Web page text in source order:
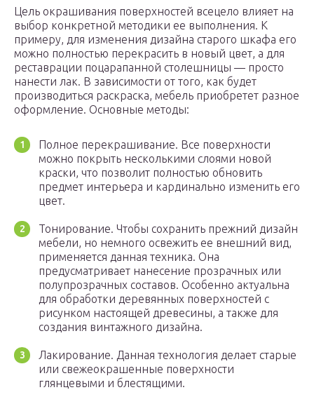
Цель окрашивания поверхностей всецело влияет на
выбор конкретной методики ее выполнения. К
примеру, для изменения дизайна старого шкафа его
можно полностью перекрасить в новый цвет, а для
реставрации поцарапанной столешницы — просто
нанести лак. В зависимости от того, как будет
производиться раскраска, мебель приобретет разное
оформление. Основные методы:
Полное перекрашивание. Все поверхности
можно покрыть несколькими слоями новой
краски, что позволит полностью обновить
предмет интерьера и кардинально изменить его
цвет.
Тонирование. Чтобы сохранить прежний дизайн
мебели, но немного освежить ее внешний вид,
применяется данная техника. Она
предусматривает нанесение прозрачных или
полупрозрачных составов. Особенно актуальна
для обработки деревянных поверхностей с
рисунком настоящей древесины, а также для
создания винтажного дизайна.
Лакирование. Данная технология делает старые
или свежеокрашенные поверхности
глянцевыми и блестящими.